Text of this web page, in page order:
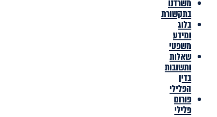
משרדנו
בתקשורת
בלוג
ומידע
משפטי
שאלות
ותשובות
בדין
הפלילי
פורום
פלילי